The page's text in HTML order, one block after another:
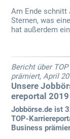
Am Ende schnitt
Sternen, was
hat außerdem
Bericht über
prämiert, April
Unsere
ereportal 2019
Jobbörse.de ist
TOP-
Business